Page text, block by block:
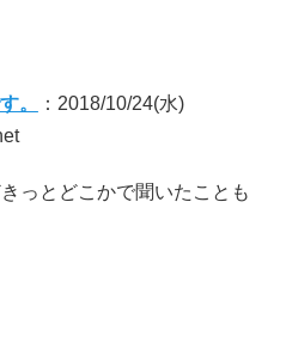
。
：2018/10/24(水)
っとどこかで聞いたことも